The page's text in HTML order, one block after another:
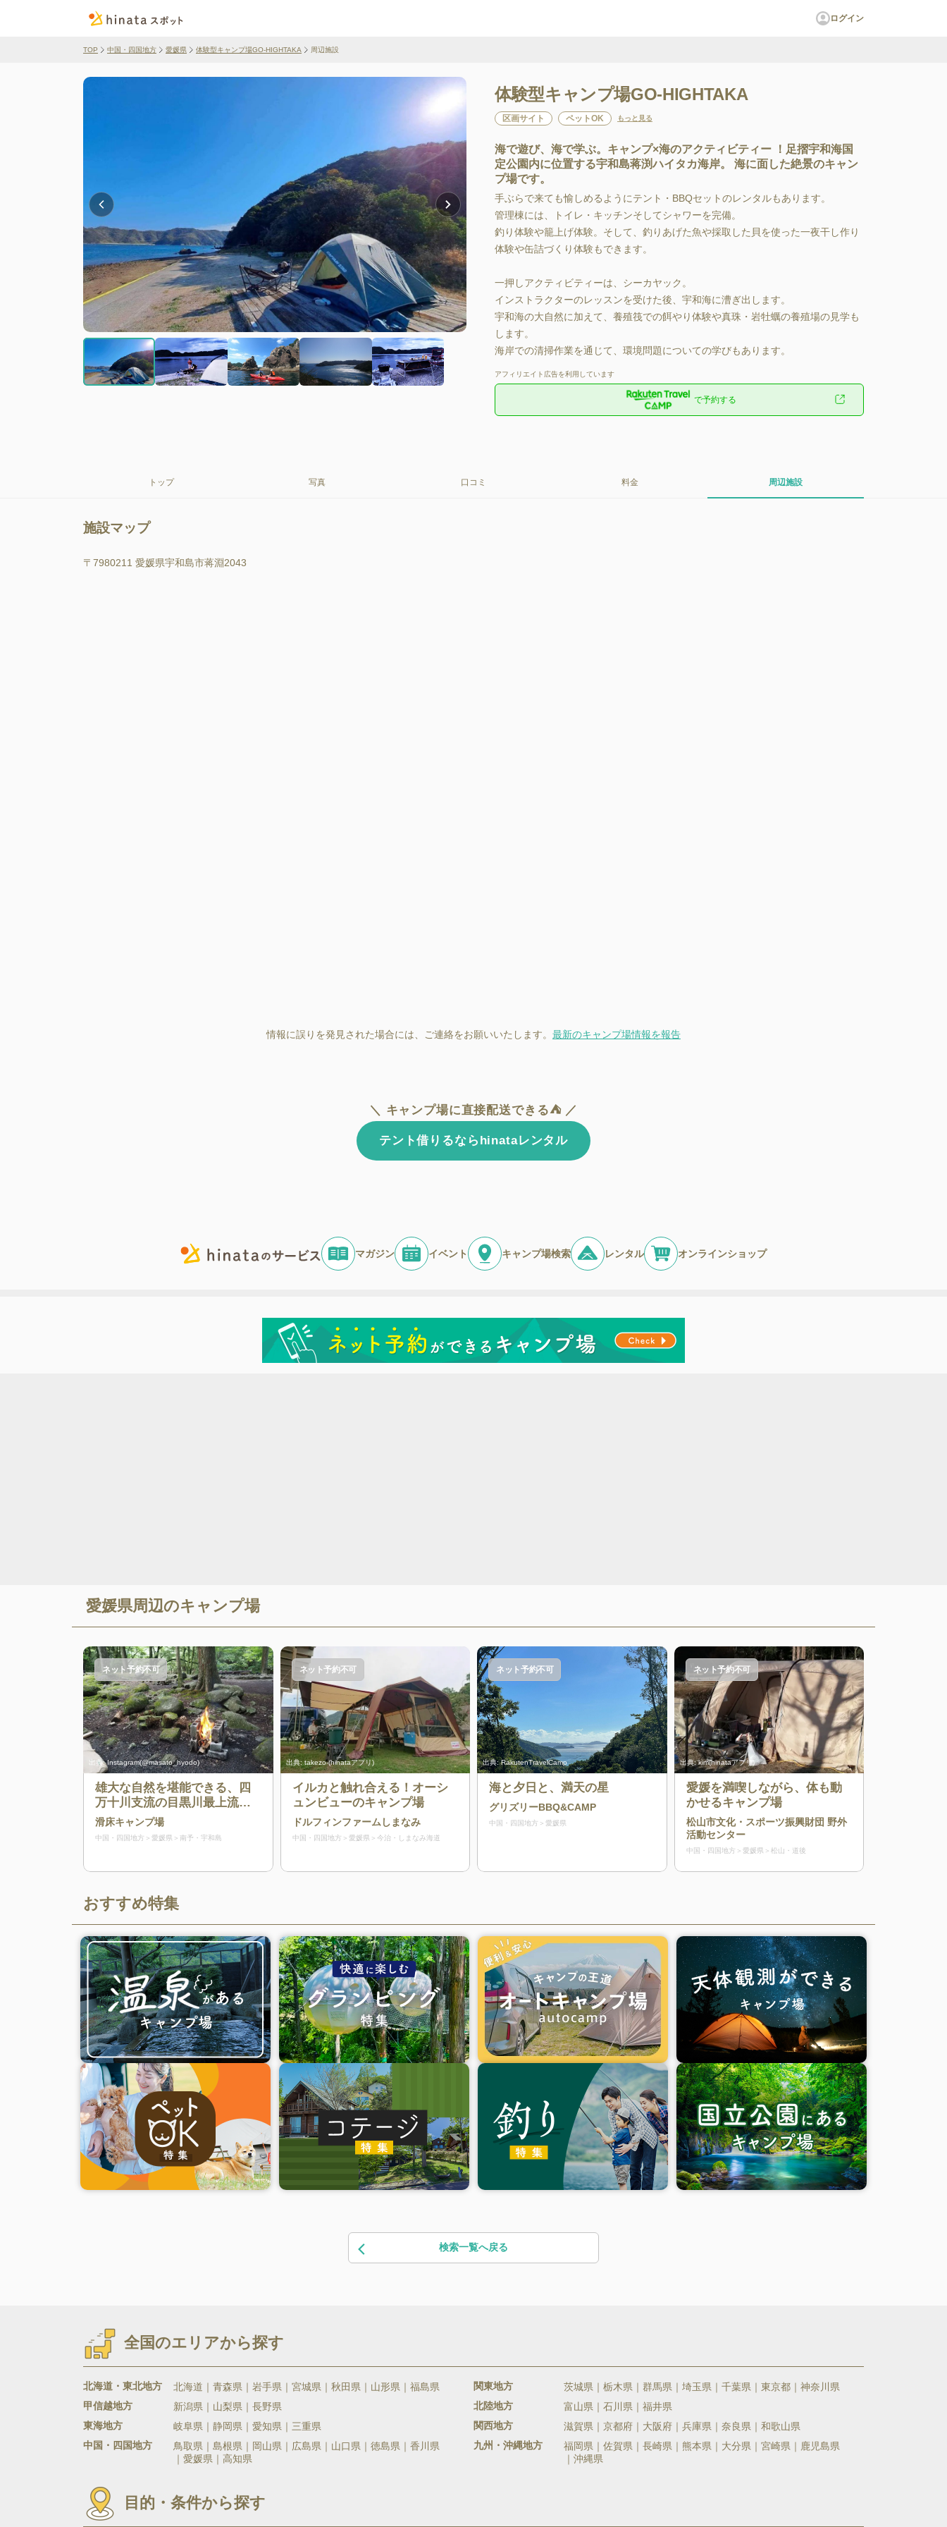
ログイン
TOP 中国・四国地方 愛媛県 体験型キャンプ場GO-HIGHTAKA 周辺施設
体験型キャンプ場GO-HIGHTAKA
区画サイト ペットOK もっと見る
海で遊び、海で学ぶ。キャンプ×海のアクティビティー ！足摺宇和海国
定公園内に位置する宇和島蒋渕ハイタカ海岸。 海に面した絶景のキャン
プ場です。
手ぶらで来ても愉しめるようにテント・BBQセットのレンタルもあります。
管理棟には、トイレ・キッチンそしてシャワーを完備。
釣り体験や籠上げ体験。そして、釣りあげた魚や採取した貝を使った一夜干し作り
体験や缶詰づくり体験もできます。
一押しアクティビティーは、シーカヤック。
インストラクターのレッスンを受けた後、宇和海に漕ぎ出します。
宇和海の大自然に加えて、養殖筏での餌やり体験や真珠・岩牡蠣の養殖場の見学も
します。
海岸での清掃作業を通じて、環境問題についての学びもあります。
アフィリエイト広告を利用しています
で予約する
トップ 写真 口コミ 料金 周辺施設
施設マップ
〒7980211 愛媛県宇和島市蒋淵2043
情報に誤りを発見された場合には、ご連絡をお願いいたします。 最新のキャンプ場情報を報告
＼ キャンプ場に直接配送できる⛺ ／
テント借りるならhinataレンタル
マガジン イベント キャンプ場検索 レンタル オンラインショップ
愛媛県周辺のキャンプ場
出典:Instagram(@masato_hyodo)
ネット予約不可
雄大な自然を堪能できる、四
万十川支流の目黒川最上流に
あるキャンプ場
滑床キャンプ場
中国・四国地方 愛媛県 南予・宇和島
出典:takezo-(hinataアプリ)
ネット予約不可
イルカと触れ合える！オーシ
ュンビューのキャンプ場
ドルフィンファームしまなみ
中国・四国地方 愛媛県 今治・しまなみ海道
出典:RakutenTravelCamp
ネット予約不可
海と夕日と、満天の星
グリズリーBBQ&CAMP
中国・四国地方 愛媛県
出典:kim(hinataアプリ)
ネット予約不可
愛媛を満喫しながら、体も動
かせるキャンプ場
松山市文化・スポーツ振興財団 野外
活動センター
中国・四国地方 愛媛県 松山・道後
おすすめ特集
検索一覧へ戻る
全国のエリアから探す
北海道・東北地方 北海道 青森県 岩手県 宮城県 秋田県 山形県 福島県 関東地方 茨城県 栃木県 群馬県 埼玉県 千葉県 東京都
神奈川県
甲信越地方
新潟県 山梨県 長野県 北陸地方 富山県 石川県
福井県
東海地方
岐阜県 静岡県 愛知県 三重県 関西地方 滋賀県 京都府 大阪府 兵庫県 奈良県
和歌山県
中国・四国地方
鳥取県 島根県 岡山県 広島県 山口県 徳島県
香川県
愛媛県
高知県
九州・沖縄地方 福岡県 佐賀県 長崎県 熊本県 大分県 宮崎県
鹿児島県
沖縄県
目的・条件から探す